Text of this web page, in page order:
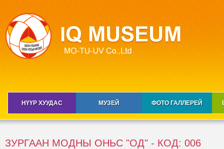
НҮҮР ХУУДАС МУЗЕЙ ФОТО ГАЛЛЕРЕЙ
ЗУРГААН МОДНЫ ОНЬС "ОД" - КОД: 006